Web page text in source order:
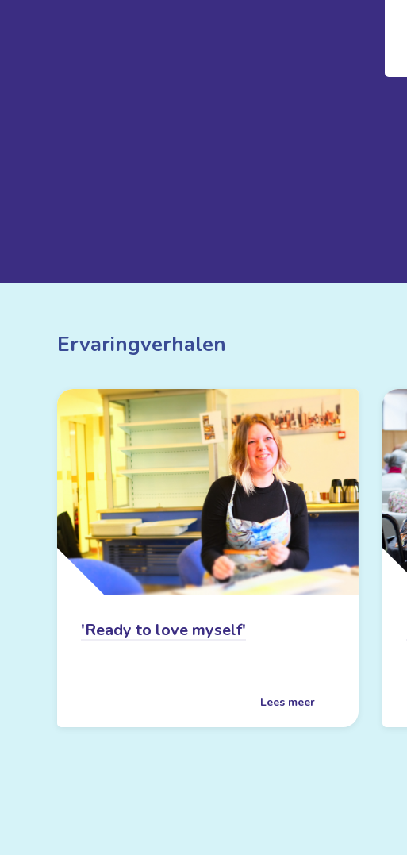
Ervaringverhalen
'Ready to love myself'
Lees meer